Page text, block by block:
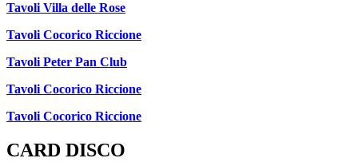
Tavoli Villa delle Rose
Tavoli Cocorico Riccione
Tavoli Peter Pan Club
Tavoli Cocorico Riccione
Tavoli Cocorico Riccione
CARD DISCO